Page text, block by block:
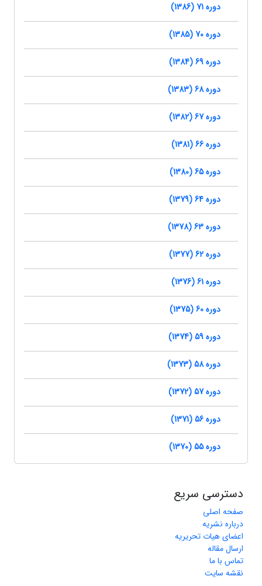
دوره 71 (1386)
دوره 70 (1385)
دوره 69 (1384)
دوره 68 (1383)
دوره 67 (1382)
دوره 66 (1381)
دوره 65 (1380)
دوره 64 (1379)
دوره 63 (1378)
دوره 62 (1377)
دوره 61 (1376)
دوره 60 (1375)
دوره 59 (1374)
دوره 58 (1373)
دوره 57 (1372)
دوره 56 (1371)
دوره 55 (1370)
دسترسی سریع
صفحه اصلی
درباره نشریه
اعضای هیات تحریریه
ارسال مقاله
تماس با ما
نقشه سایت